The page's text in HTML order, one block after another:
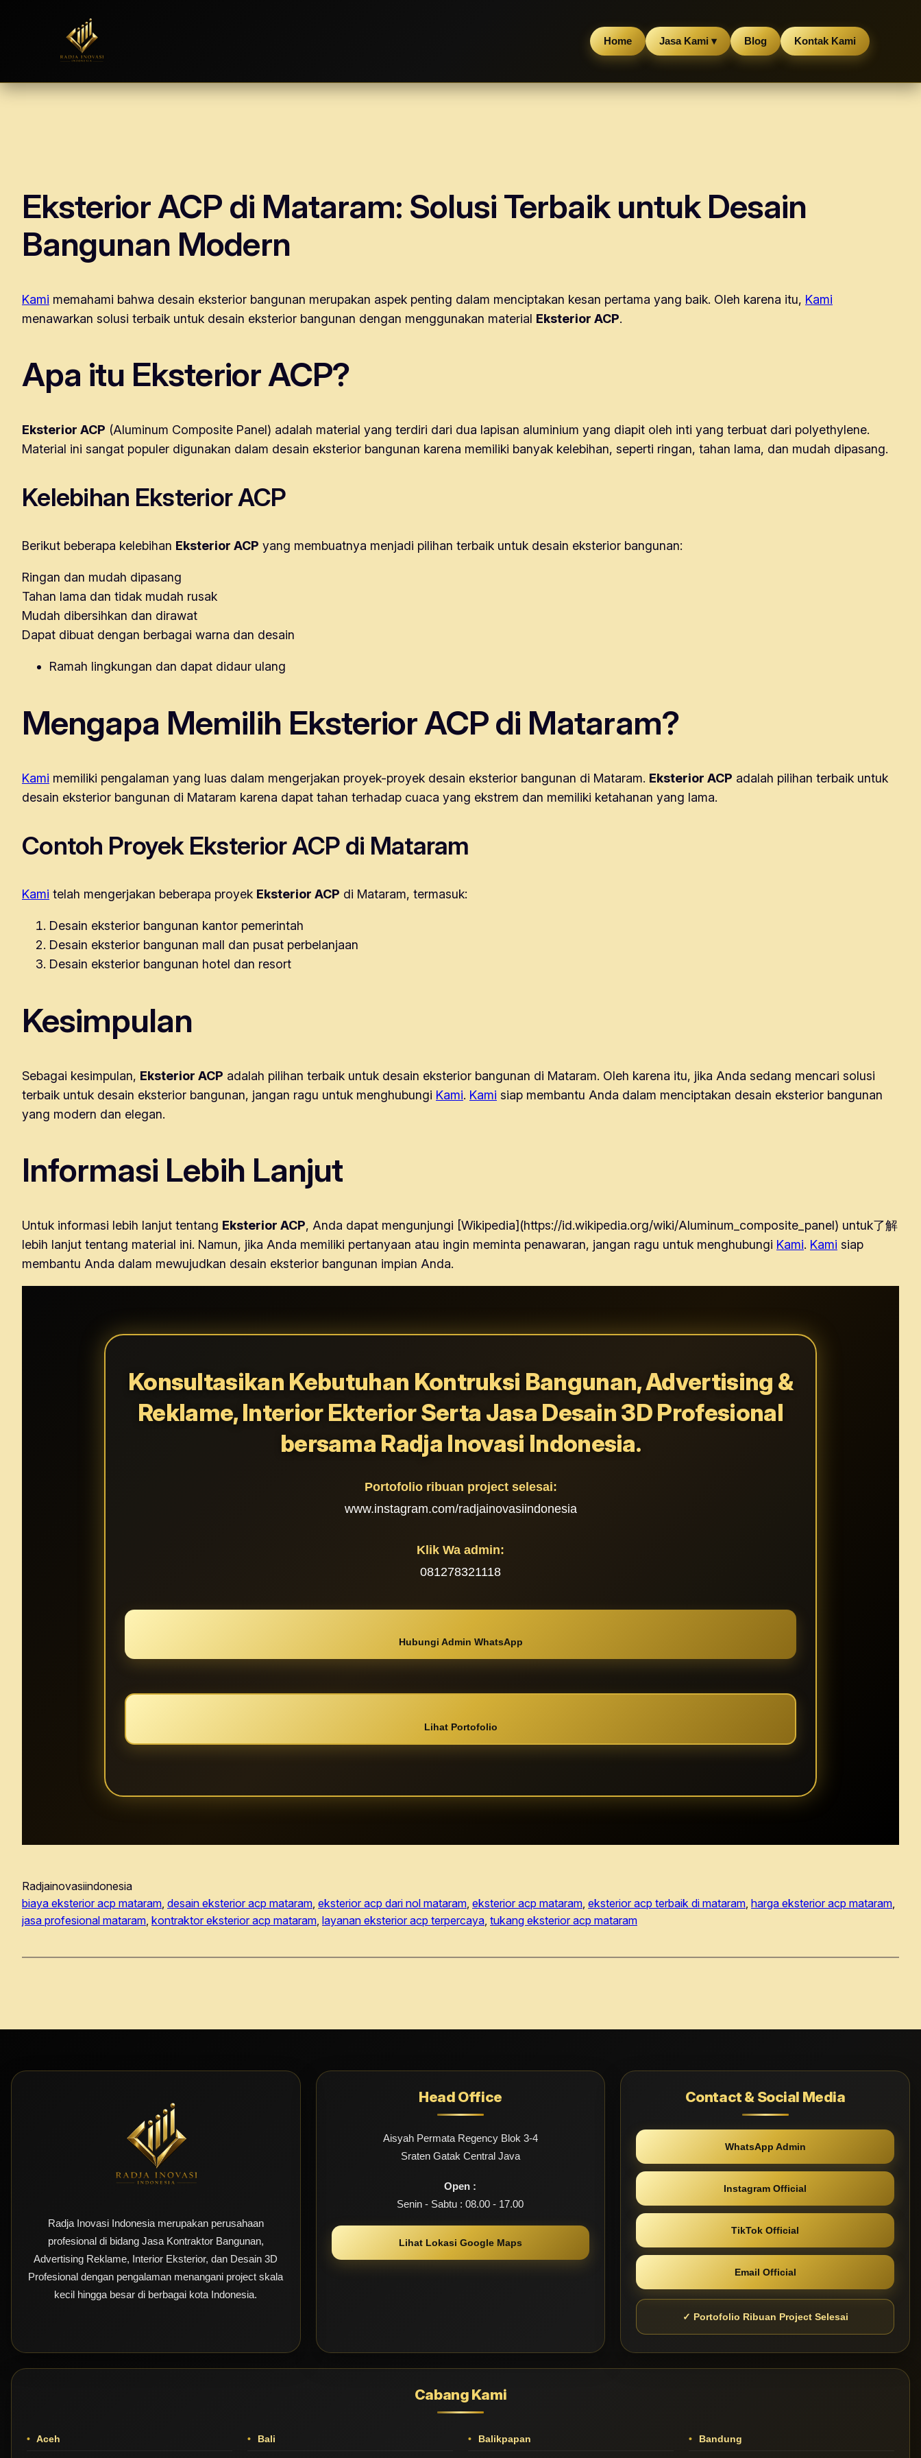
Home Jasa Kami ▾ Blog Kontak Kami
Skip
Eksterior ACP di Mataram: Solusi Terbaik untuk Desain
Bangunan Modern
Kami memahami bahwa desain eksterior bangunan merupakan aspek penting dalam menciptakan kesan pertama yang baik. Oleh karena itu, Kami
menawarkan solusi terbaik untuk desain eksterior bangunan dengan menggunakan material Eksterior ACP.
Apa itu Eksterior ACP?
Eksterior ACP (Aluminum Composite Panel) adalah material yang terdiri dari dua lapisan aluminium yang diapit oleh inti yang terbuat dari polyethylene.
Material ini sangat populer digunakan dalam desain eksterior bangunan karena memiliki banyak kelebihan, seperti ringan, tahan lama, dan mudah dipasang.
Kelebihan Eksterior ACP
Berikut beberapa kelebihan Eksterior ACP yang membuatnya menjadi pilihan terbaik untuk desain eksterior bangunan:
Ringan dan mudah dipasang
Tahan lama dan tidak mudah rusak
Mudah dibersihkan dan dirawat
Dapat dibuat dengan berbagai warna dan desain
Ramah lingkungan dan dapat didaur ulang
Mengapa Memilih Eksterior ACP di Mataram?
Kami memiliki pengalaman yang luas dalam mengerjakan proyek-proyek desain eksterior bangunan di Mataram. Eksterior ACP adalah pilihan terbaik untuk
desain eksterior bangunan di Mataram karena dapat tahan terhadap cuaca yang ekstrem dan memiliki ketahanan yang lama.
Contoh Proyek Eksterior ACP di Mataram
Kami telah mengerjakan beberapa proyek Eksterior ACP di Mataram, termasuk:
Desain eksterior bangunan kantor pemerintah
Desain eksterior bangunan mall dan pusat perbelanjaan
Desain eksterior bangunan hotel dan resort
Kesimpulan
Sebagai kesimpulan, Eksterior ACP adalah pilihan terbaik untuk desain eksterior bangunan di Mataram. Oleh karena itu, jika Anda sedang mencari solusi
terbaik untuk desain eksterior bangunan, jangan ragu untuk menghubungi Kami. Kami siap membantu Anda dalam menciptakan desain eksterior bangunan
yang modern dan elegan.
Informasi Lebih Lanjut
Untuk informasi lebih lanjut tentang Eksterior ACP, Anda dapat mengunjungi [Wikipedia](https://id.wikipedia.org/wiki/Aluminum_composite_panel) untuk了解
lebih lanjut tentang material ini. Namun, jika Anda memiliki pertanyaan atau ingin meminta penawaran, jangan ragu untuk menghubungi Kami. Kami siap
membantu Anda dalam mewujudkan desain eksterior bangunan impian Anda.
Konsultasikan Kebutuhan Kontruksi Bangunan, Advertising &
Reklame, Interior Ekterior Serta Jasa Desain 3D Profesional
bersama Radja Inovasi Indonesia.
Portofolio ribuan project selesai:
www.instagram.com/radjainovasiindonesia
Klik Wa admin:
081278321118
Hubungi Admin WhatsApp
Lihat Portofolio
Radjainovasiindonesia
biaya eksterior acp mataram, desain eksterior acp mataram, eksterior acp dari nol mataram, eksterior acp mataram, eksterior acp terbaik di mataram, harga eksterior acp mataram
jasa profesional mataram, kontraktor eksterior acp mataram, layanan eksterior acp terpercaya, tukang eksterior acp mataram
Radja Inovasi Indonesia merupakan perusahaan
profesional di bidang Jasa Kontraktor Bangunan,
Advertising Reklame, Interior Eksterior, dan Desain 3D
Profesional dengan pengalaman menangani project skala
kecil hingga besar di berbagai kota Indonesia.
Head Office
Aisyah Permata Regency Blok 3-4
Sraten Gatak Central Java
Open :
Senin - Sabtu : 08.00 - 17.00
Lihat Lokasi Google Maps
Contact & Social Media
WhatsApp Admin
Instagram Official
TikTok Official
Email Official
✓ Portofolio Ribuan Project Selesai
Cabang Kami
Aceh Bali Balikpapan Bandung